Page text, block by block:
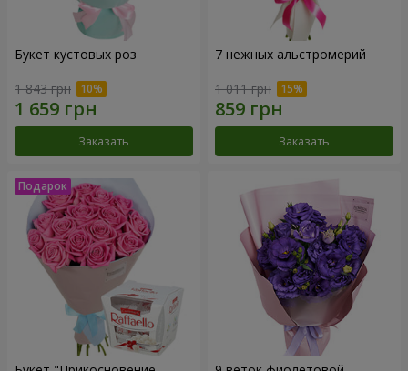
Букет кустовых роз
1 843 грн
Заказать
7 нежных альстромерий
1 011 грн
Заказать